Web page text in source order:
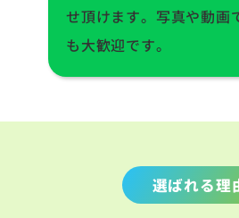
せ頂けます。写真や動画
も大歓迎です。
選ばれる理